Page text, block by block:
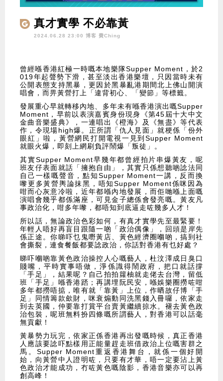
真才實學 不必靠黃
2024.06.28 23:00 博客 費Ching
曾經喺香港紅極一時嘅本地樂隊Supper Moment，於2
019年起聲勢下滑，甚至淡出香港樂壇，只因當時未有
公開表態支持黑暴，更因於黑暴亂港期間北上佛山開演
唱會，而畀黃營打上「違背初心、「變節」等標籤。
發展重心早就轉移內地、多年未有喺香港演出嘅Supper
Moment，早前以表演嘉賓身份現身《第45屆十大中文
金曲音樂盛典》，一連唱出《橙海》及《無盡》等代表
作，令現場high爆。正所謂「仇人見面」就梗係「份外
眼紅」啦，黃營網民打開電視一見到Supper Moment
就眼火爆，即刻上網刷負評鬧爆「叛徒」。
其實Supper Moment早幾年都曾經拍片串爆黃友，呢
班友仔表面就話「擁抱自由」，其實只係想聽啲諗法同
自己一樣嘅聲音，點知Supper Moment一講，反而換
嚟更多黃營輿論抹黑，唔知Supper Moment係咪因為
咁而心灰意冷啦，近年都喺內地發展，而佢哋喺上面嘅
演唱會幾乎都係滿座，可見金子總係會發亮嘅。黃友凡
事政治化，咁多年嚟，都唔知到底逼走咗幾多人才！
所以話，無論政治色彩如何，有真才實學先至最緊要！
年輕人唔好再盲目跟隨一啲「政治偶像」，回頭是岸先
係正途。你睇吓乜鬼嘢黃店、黃色經濟圈嗰啲，搞到社
會撕裂，連食餐飯都要諗政治，你話對香港有乜好處？
睇吓嗰啲靠黃色政治操控人心嘅藝人，杜汶澤成日臭口
賤嘴，平時實事唔做，淨係識得鬧政府，把口就話撐
「手足」，結果呢？自己拍拍籮柚就走佬去台灣，留低
班「手足」喺香港踎；再講埋阮民安，喺娛樂圈撈咗咁
多年都撈唔掂，唯有就「靠黃」上位，作晒故仔博「手
足」同情籌款歛財，咪衰煽動同洗黑錢入冊囉，依家走
到去英國，仲要靠打賞平台賣黃繼續掠水。褪去黃色政
治包裝，呢班無料扮四條嘅所謂藝人，對香港可以話毫
無貢獻！
黃暴勢力玩完，依家正係香港再出發嘅時候，真正香港
人應該要諗吓點樣用正能量趕走班借政治上位嘅害群之
馬。Supper Moment重返香港舞台，就係一個好開
始，向黃營中人證明咗，只要有才華，唔一定要沾上黃
色政治才能成功，冇咗黃色嘅陰影，香港音樂亦可以再
創高峰！